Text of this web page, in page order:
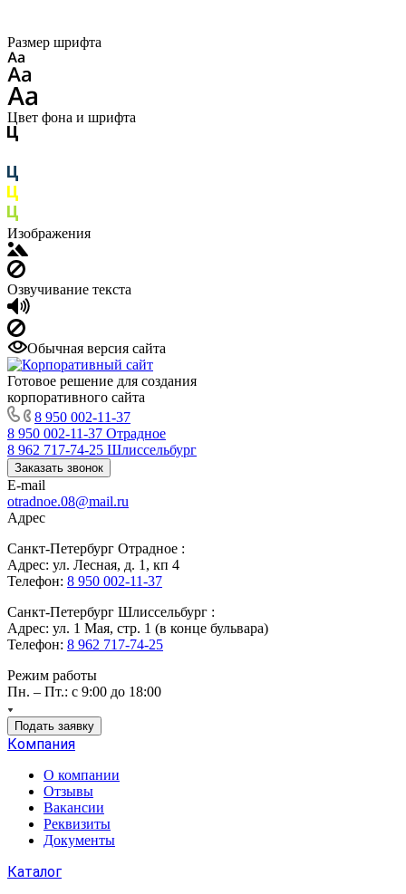
Размер шрифта
Цвет фона и шрифта
Изображения
Озвучивание текста
Обычная версия сайта
Готовое решение для создания
корпоративного сайта
8 950 002-11-37
8 950 002-11-37 Отрадное
8 962 717-74-25 Шлиссельбург
Заказать звонок
E-mail
otradnoe.08@mail.ru
Адрес
Санкт-Петербург Отрадное :
Адрес: ул. Лесная, д. 1, кп 4
Телефон: 8 950 002-11-37
Санкт-Петербург Шлиссельбург :
Адрес: ул. 1 Мая, стр. 1 (в конце бульвара)
Телефон: 8 962 717-74-25
Режим работы
Пн. – Пт.: с 9:00 до 18:00
Подать заявку
Компания
О компании
Отзывы
Вакансии
Реквизиты
Документы
Каталог